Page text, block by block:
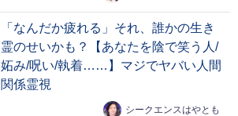
「なんだか疲れる」それ、誰かの生き
霊のせいかも？【あなたを陰で笑う人/
妬み/呪い/執着……】マジでヤバい人間
関係霊視
シークエンスはやとも